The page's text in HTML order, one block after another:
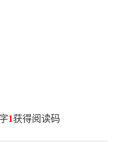
仅建议他前往服务中心
院安排缺席判决听证
称未收到听证通知，
级硬件。法院批准重
抵偿赔款。特斯拉拖
1获得阅读码